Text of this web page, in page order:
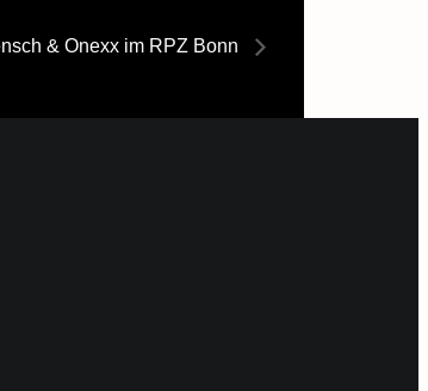
& Onexx im RPZ Bonn